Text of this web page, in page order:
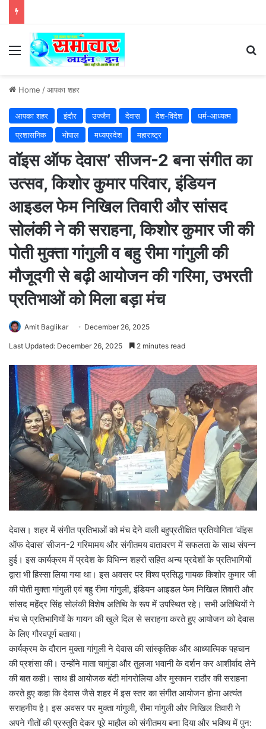
Menu
Home /आपका शहर
आपका शहर इंदौर उज्जैन देवास देश-विदेश
धर्म-आध्यत्म
प्रशासनिक
भोपाल मध्यप्रदेश महाराष्ट्र
वॉइस ऑफ देवास’ सीजन-2 बना संगीत का
उत्सव, किशोर कुमार परिवार, इंडियन
आइडल फेम निखिल तिवारी और सांसद
सोलंकी ने की सराहना, किशोर कुमार जी की
पोती मुक्ता गांगुली व बहु रीमा गांगुली की
मौजूदगी से बढ़ी आयोजन की गरिमा, उभरती
प्रतिभाओं को मिला बड़ा मंच
Amit Baglikar December 26, 2025
Last Updated: December 26, 2025 2 minutes read
देवास। शहर में संगीत प्रतिभाओं को मंच देने वाली बहुप्रतीक्षित प्रतियोगिता ‘वॉइस
ऑफ देवास’ सीजन-2 गरिमामय और संगीतमय वातावरण में सफलता के साथ संपन्न
हुई। इस कार्यक्रम में प्रदेश के विभिन्न शहरों सहित अन्य प्रदेशों के प्रतिभागियों
द्वारा भी हिस्सा लिया गया था। इस अवसर पर विश्व प्रसिद्ध गायक किशोर कुमार जी
की पोती मुक्ता गांगुली एवं बहु रीमा गांगुली, इंडियन आइडल फेम निखिल तिवारी और
सांसद महेंद्र सिंह सोलंकी विशेष अतिथि के रूप में उपस्थित रहे। सभी अतिथियों ने
मंच से प्रतिभागियों के गायन की खुले दिल से सराहना करते हुए आयोजन को देवास
के लिए गौरवपूर्ण बताया।
कार्यक्रम के दौरान मुक्ता गांगुली ने देवास की सांस्कृतिक और आध्यात्मिक पहचान
की प्रशंसा की। उन्होंने माता चामुंडा और तुलजा भवानी के दर्शन कर आशीर्वाद लेने
की बात कही। साथ ही आयोजक बंटी मांगरोलिया और मुस्कान राठौर की सराहना
करते हुए कहा कि देवास जैसे शहर में इस स्तर का संगीत आयोजन होना अत्यंत
सराहनीय है। इस अवसर पर मुक्ता गांगुली, रीमा गांगुली और निखिल तिवारी ने
अपने गीतों की प्रस्तुति देकर पूरे माहौल को संगीतमय बना दिया और भविष्य में पुन: